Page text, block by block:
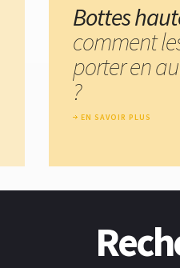
Bottes
comment
porter en
?
EN SAVOIR PLUS